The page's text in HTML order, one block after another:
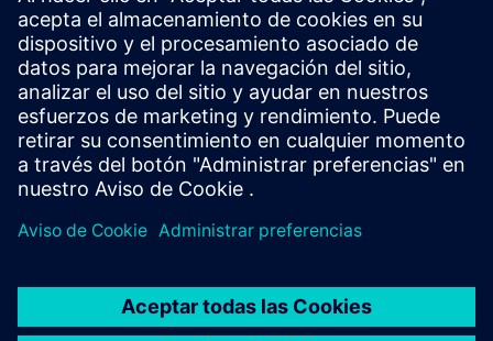
integración del producto Siemens Xcelerator y el producto
propio
Sell
Revende y vende de manera conjunta software y hardware
digital habilitado digitalmente en Siemens Xcelerator